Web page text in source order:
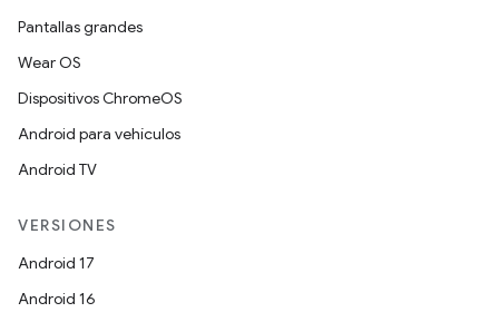
Pantallas grandes
Wear OS
Dispositivos ChromeOS
Android para vehículos
Android TV
VERSIONES
Android 17
Android 16